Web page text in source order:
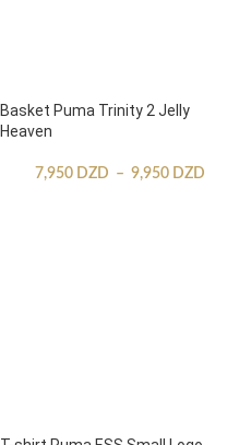
Basket Puma Trinity 2 Jelly
Heaven
7,950 DZD – 9,950 DZD